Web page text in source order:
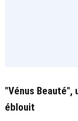
"Vénus Beauté",
éblouit